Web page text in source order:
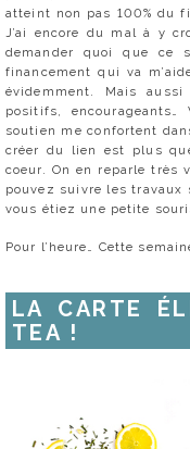
atteint non pas 100% du
J’ai encore du mal à y
demander quoi que ce
financement qui va
évidemment. Mais
positifs,
soutien me confortent
créer du lien est plus
coeur. On en reparle très
pouvez suivre les travaux
vous étiez une petite
Pour l’heure… Cette
LA CARTE
TEA !